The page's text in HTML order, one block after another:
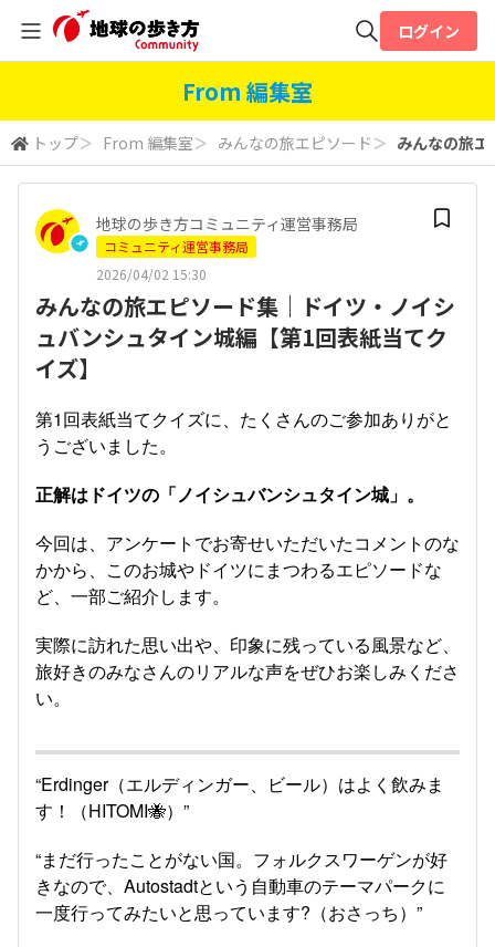
検索
ログイン
From 編集室
トップ＞ From 編集室＞ みんなの旅エピソード ＞ みんなの旅
地球の歩き方コミュニティ運営事務局
コミュニティ運営事務局
2026/04/02 15:30
みんなの旅エピソード集｜ドイツ・ノイシ
ュバンシュタイン城編【第1回表紙当てク
イズ】
第1回表紙当てクイズに、たくさんのご参加ありがと
うございました。
正解はドイツの「ノイシュバンシュタイン城」。
今回は、アンケートでお寄せいただいたコメントのな
かから、このお城やドイツにまつわるエピソードな
ど、一部ご紹介します。
実際に訪れた思い出や、印象に残っている風景など、
旅好きのみなさんのリアルな声をぜひお楽しみくださ
い。
“Erdinger（エルディンガー、ビール）はよく飲みま
す！（HITOMI🐝）”
“まだ行ったことがない国。フォルクスワーゲンが好
きなので、Autostadtという自動車のテーマパークに
一度行ってみたいと思っています?（おさっち）”